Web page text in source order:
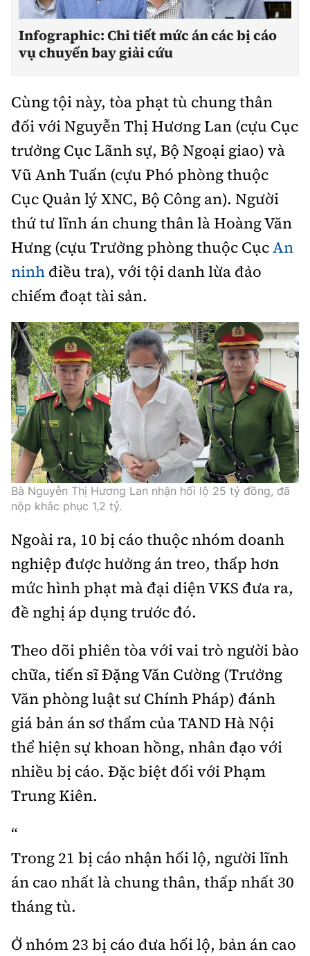
Tổng biên tập: Nguyễn Thị Hồng Nga
Phó Tổng biên tập:Nguyễn Sơn Tùng,
Nguyễn Đức Thắng, La Đức Hùng
0901 514 799
0915 057 282
Email:bandoc@baoxaydung.vn
Cấm sao chép dưới mọi hình thức nếu không có sự
chấp thuận bằng văn bản.
Thông tin tòa
soạn
Infographic: Chi tiết mức án các bị cáo
vụ chuyến bay giải cứu
Cùng tội này, tòa phạt tù chung thân
đối với Nguyễn Thị Hương Lan (cựu Cục
trưởng Cục Lãnh sự, Bộ Ngoại giao) và
Vũ Anh Tuấn (cựu Phó phòng thuộc
Cục Quản lý XNC, Bộ Công an). Người
thứ tư lĩnh án chung thân là Hoàng Văn
Hưng (cựu Trưởng phòng thuộc CụcAn
ninh điều tra), với tội danh lừa đảo
chiếm đoạt tài sản.
Bà Nguyễn Thị Hương Lan nhận hối lộ 25 tỷ đồng, đã
nộp khắc phục 1,2 tỷ.
Ngoài ra, 10 bị cáo thuộc nhóm doanh
nghiệp được hưởng án treo, thấp hơn
mức hình phạt mà đại diện VKS đưa ra,
đề nghị áp dụng trước đó.
Theo dõi phiên tòa với vai trò người bào
chữa, tiến sĩ Đặng Văn Cường (Trưởng
Văn phòng luật sư Chính Pháp) đánh
giá bản án sơ thẩm của TAND Hà Nội
thể hiện sự khoan hồng, nhân đạo với
nhiều bị cáo. Đặc biệt đối với Phạm
Trung Kiên.
“
Trong 21 bị cáo nhận hối lộ, người lĩnh
án cao nhất là chung thân, thấp nhất 30
tháng tù.
Ở nhóm 23 bị cáo đưa hối lộ, bản án cao